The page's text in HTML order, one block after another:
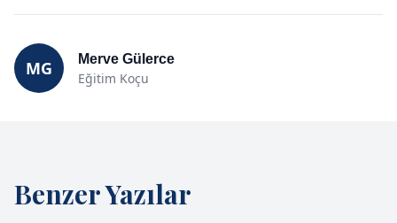
MG Merve Gülerce
Eğitim Koçu
Benzer Yazılar